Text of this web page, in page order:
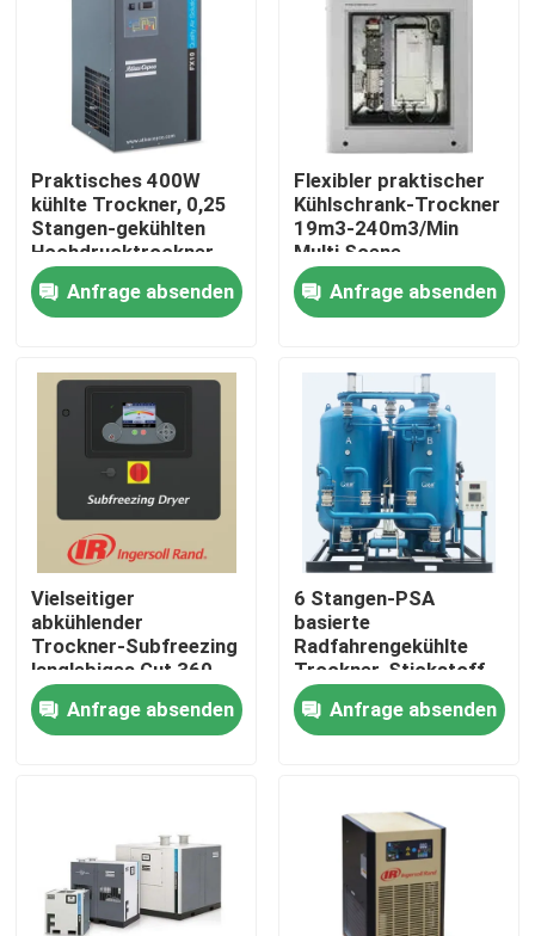
Nach Hause
Über uns
Kontakte
Produkte
Schraubenartiger Luftkompressor
Öl überschwemmter Luftkompressor
zentrifugaler Luftkompressor
Niederdruck-Schraubenkompressor
Drehvorsprungs-Gebläse
Praktisches 400W
kühlte Trockner, 0,25
Stangen-gekühlten
Hochdrucktrockner
Anfrage absenden
Flexibler praktischer
Kühlschrank-Trockner
19m3-240m3/Min
Multi Scene
Anfrage absenden
Vielseitiger
abkühlender
Trockner-Subfreezing
langlebiges Gut 360-
420 m3/h
Anfrage absenden
6 Stangen-PSA
basierte
Radfahrengekühlte
Trockner-Stickstoff-
220V 50Hz
Anfrage absenden